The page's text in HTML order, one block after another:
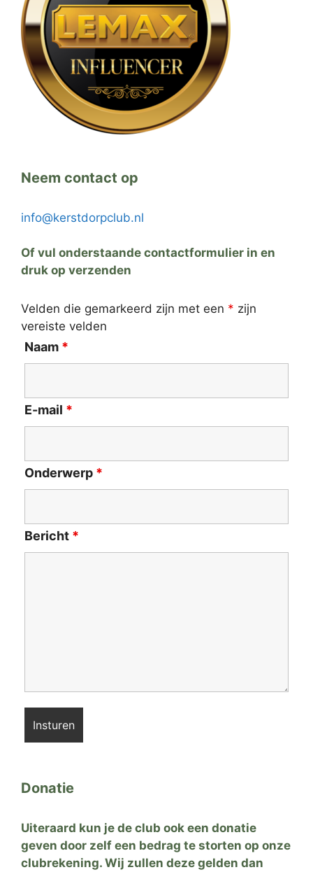
Neem contact op
info@kerstdorpclub.nl
Of vul onderstaande contactformulier in en
druk op verzenden
Velden die gemarkeerd zijn met een * zijn
vereiste velden
Naam *
E-mail *
Onderwerp *
Bericht *
Donatie
Uiteraard kun je de club ook een donatie
geven door zelf een bedrag te storten op onze
clubrekening. Wij zullen deze gelden dan